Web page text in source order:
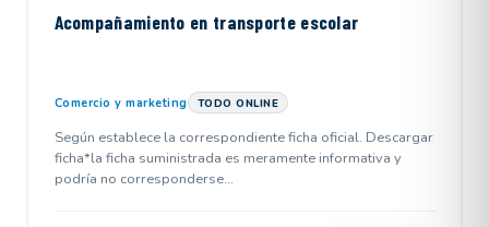
Acompañamiento en transporte escolar
Comercio y marketing TODO ONLINE
Según establece la correspondiente ficha oficial. Descargar
ficha*la ficha suministrada es meramente informativa y
podría no corresponderse...